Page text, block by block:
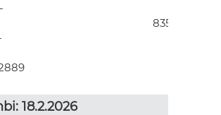
835.00
18.2.2026